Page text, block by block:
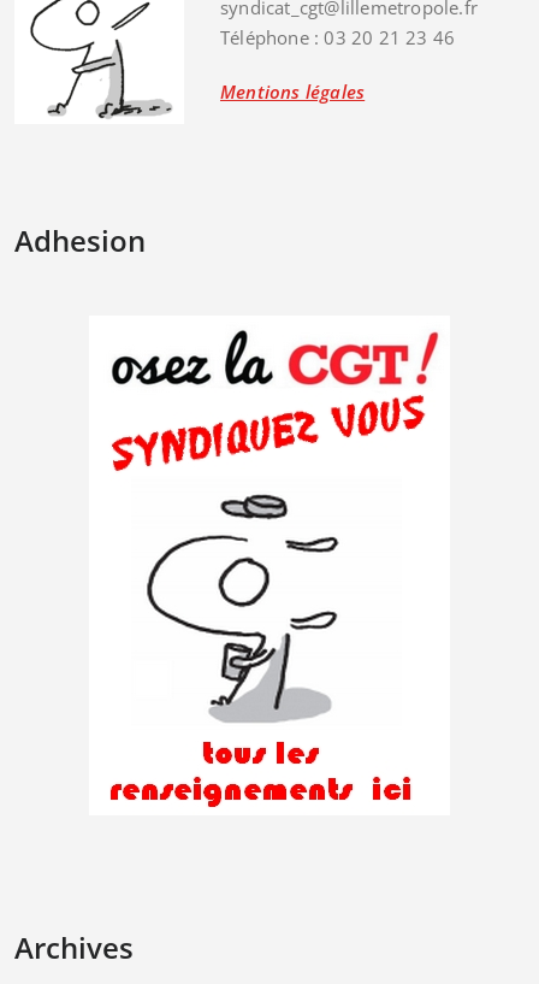
syndicat_cgt@lillemetropole.fr
Téléphone : 03 20 21 23 46
Mentions légales
Adhesion
Archives